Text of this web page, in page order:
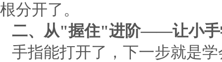
根分开了。
二、从"握住"进阶——让小手
手指能打开了，下一步就是